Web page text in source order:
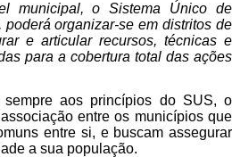
municipal, o Sistema Único de
poderá organizar-se em distritos de
e articular recursos, técnicas e
para a cobertura total das ações
sempre aos princípios do SUS, o
entre os municípios que
entre si, e buscam assegurar
a sua população.